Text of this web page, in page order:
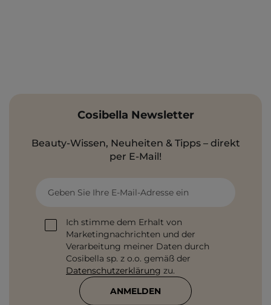
Cosibella Newsletter
Beauty-Wissen, Neuheiten & Tipps – direkt
per E-Mail!
Geben Sie Ihre E-Mail-Adresse ein
Ich stimme dem Erhalt von
Marketingnachrichten und der
Verarbeitung meiner Daten durch
Cosibella sp. z o.o. gemäß der
Datenschutzerklärung zu.
ANMELDEN